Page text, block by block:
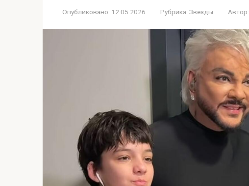
Опубликовано: 12.05.2026 Рубрика: Звезды Автор: